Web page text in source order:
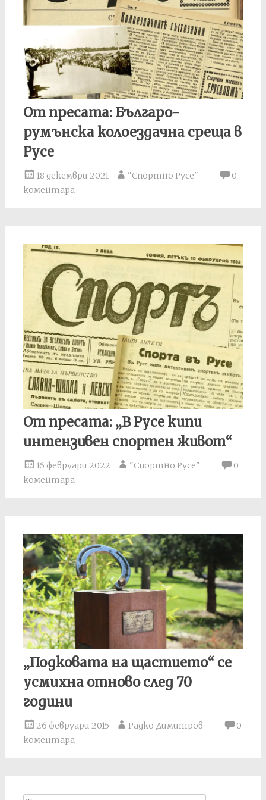
От пресата: Българо-
румънска колоездачна среща в
Русе
18 декември 2021 "Спортно Русе"
0
коментара
От пресата: „В Русе кипи
интензивен спортен живот“
16 февруари 2022 "Спортно Русе"
0
коментара
„Подковата на щастието“ се
усмихна отново след 70
години
26 февруари 2015 Радко Димитров
0
коментара